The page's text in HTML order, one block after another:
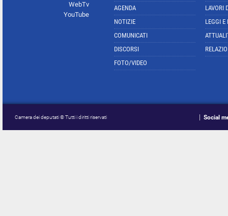
WebTv
YouTube
AGENDA
NOTIZIE
COMUNICATI
DISCORSI
FOTO/VIDEO
LAVORI
LEGGI E
Camera dei deputati © Tutti i diritti riservati Social